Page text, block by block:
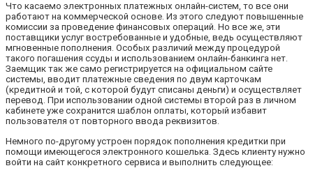
Что касаемо электронных платежных онлайн-систем, то все они
работают на коммерческой основе. Из этого следуют повышенные
комиссии за проведение финансовых операций. Но все же, эти
поставщики услуг востребованные и удобные, ведь осуществляют
мгновенные пополнения. Особых различий между процедурой
такого погашения ссуды и использованием онлайн-банкинга нет.
Заемщик так же само регистрируется на официальном сайте
системы, вводит платежные сведения по двум карточкам
(кредитной и той, с которой будут списаны деньги) и осуществляет
перевод. При использовании одной системы второй раз в личном
кабинете уже сохранится шаблон оплаты, который избавит
пользователя от повторного ввода реквизитов.
Немного по-другому устроен порядок пополнения кредитки при
помощи имеющегося электронного кошелька. Здесь клиенту нужно
войти на сайт конкретного сервиса и выполнить следующее: